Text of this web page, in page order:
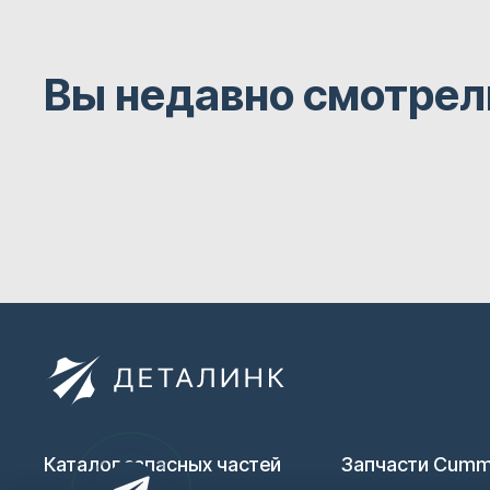
Вы недавно
Каталог запасных частей Запчасти